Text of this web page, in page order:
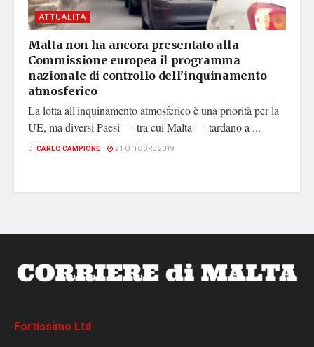
ATTUALITÀ
Malta non ha ancora presentato alla
Commissione europea il programma
nazionale di controllo dell’inquinamento
atmosferico
La lotta all'inquinamento atmosferico è una priorità per la
UE, ma diversi Paesi — tra cui Malta — tardano a ...
DI CARLO CAMPIONE 21 OTTOBRE 2019
Fortissimo Ltd